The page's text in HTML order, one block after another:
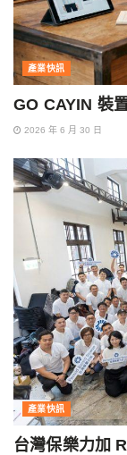
產業快訊
GO CAYIN 裝
2026 年 6 月 30 日
產業快訊
台灣保樂力加